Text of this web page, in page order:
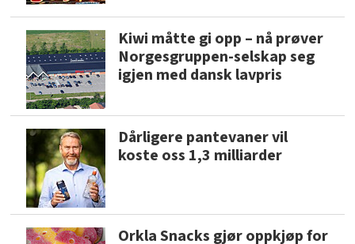
Kiwi måtte gi opp – nå prøver
Norgesgruppen-selskap seg
igjen med dansk lavpris
Dårligere pantevaner vil
koste oss 1,3 milliarder
Orkla Snacks gjør oppkjøp for